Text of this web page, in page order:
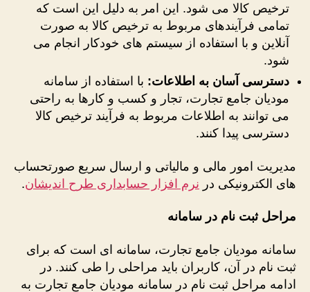
ترخیص کالا می‌ شود. این امر به دلیل این است که
تمامی فرآیندهای مربوط به ترخیص کالا به صورت
آنلاین و با استفاده از سیستم ‌های خودکار انجام می
‌شود.
دسترسی آسان به اطلاعات: با استفاده از سامانه
مودیان جامع تجارت، تجار و کسب‌ و کارها به راحتی
می ‌توانند به اطلاعات مربوط به فرآیند ترخیص کالا
دسترسی پیدا کنند.
مدیریت امور مالی و مالیاتی و ارسال سریع صورتحساب
های الکترونیکی در نرم افزار حسابداری طرح اندیشان.
مراحل ثبت نام در سامانه
سامانه مودیان جامع تجارت، سامانه ‌ای است که برای
ثبت نام در آن، کاربران باید مراحلی را طی کنند. در
ادامه مراحل ثبت نام در سامانه مودیان جامع تجارت به